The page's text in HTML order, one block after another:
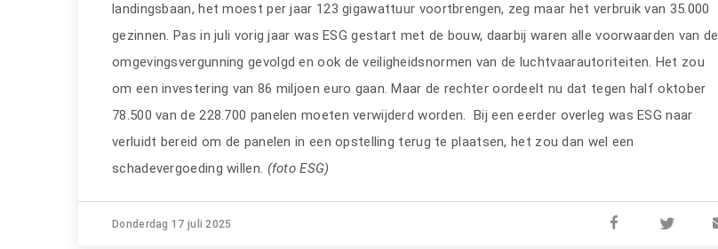
landingsbaan, het moest per jaar 123 gigawattuur voortbrengen, zeg maar het verbruik van 35.000
gezinnen. Pas in juli vorig jaar was ESG gestart met de bouw, daarbij waren alle voorwaarden van de
omgevingsvergunning gevolgd en ook de veiligheidsnormen van de luchtvaarautoriteiten. Het zou
om een investering van 86 miljoen euro gaan. Maar de rechter oordeelt nu dat tegen half oktober
78.500 van de 228.700 panelen moeten verwijderd worden. Bij een eerder overleg was ESG naar
verluidt bereid om de panelen in een opstelling terug te plaatsen, het zou dan wel een
schadevergoeding willen. (foto ESG)
Donderdag 17 juli 2025